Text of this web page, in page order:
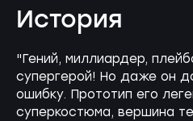
История
"Гений, миллиардер,
супергерой! Но даже он
ошибку. Прототип его
суперкостюма, вершина